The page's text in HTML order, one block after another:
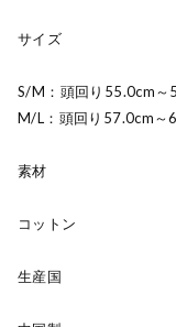
サイズ
S/M：頭回り55.0cm～
M/L：頭回り57.0cm～
素材
コットン
生産国